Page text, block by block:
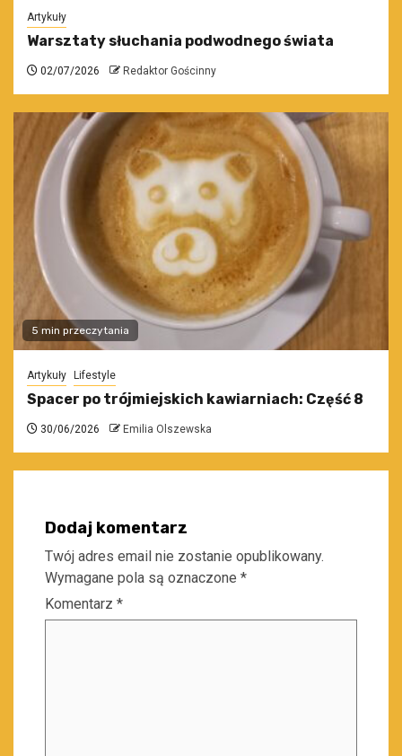
Artykuły
Warsztaty słuchania podwodnego świata
02/07/2026 Redaktor Gościnny
5 min przeczytania
Artykuły Lifestyle
Spacer po trójmiejskich kawiarniach: Część 8
30/06/2026 Emilia Olszewska
Dodaj komentarz
Twój adres email nie zostanie opublikowany.
Wymagane pola są oznaczone *
Komentarz *